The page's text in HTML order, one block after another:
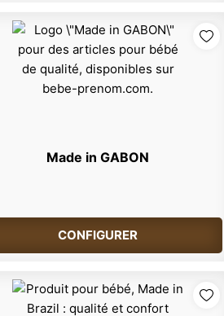
Made in GABON
CONFIGURER